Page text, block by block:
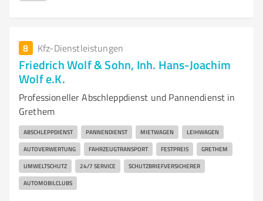
8 Kfz-Dienstleistungen
Friedrich Wolf & Sohn, Inh. Hans-Joachim
Wolf e.K.
Professioneller Abschleppdienst und Pannendienst in
Grethem
ABSCHLEPPDIENST PANNENDIENST MIETWAGEN LEIHWAGEN
AUTOVERWERTUNG FAHRZEUGTRANSPORT FESTPREIS GRETHEM
UMWELTSCHUTZ 24/7 SERVICE SCHUTZBRIEFVERSICHERER
AUTOMOBILCLUBS